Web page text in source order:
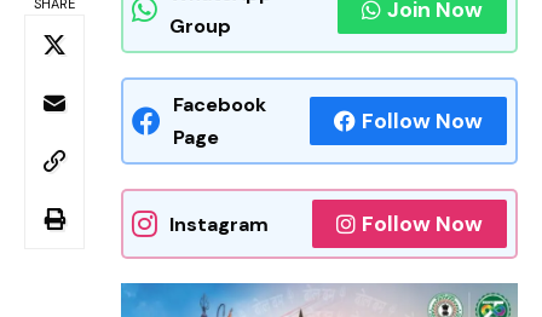
SHARE
Group
Join Now
Facebook
Page
Follow Now
Instagram Follow Now